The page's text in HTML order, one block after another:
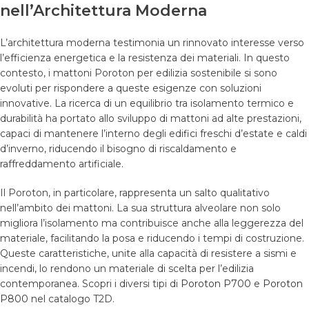
nell’Architettura Moderna
L’architettura moderna testimonia un rinnovato interesse verso
l’efficienza energetica e la resistenza dei materiali. In questo
contesto, i mattoni Poroton per edilizia sostenibile si sono
evoluti per rispondere a queste esigenze con soluzioni
innovative. La ricerca di un equilibrio tra isolamento termico e
durabilità ha portato allo sviluppo di mattoni ad alte prestazioni,
capaci di mantenere l’interno degli edifici freschi d’estate e caldi
d’inverno, riducendo il bisogno di riscaldamento e
raffreddamento artificiale.
Il Poroton, in particolare, rappresenta un salto qualitativo
nell’ambito dei mattoni. La sua struttura alveolare non solo
migliora l’isolamento ma contribuisce anche alla leggerezza del
materiale, facilitando la posa e riducendo i tempi di costruzione.
Queste caratteristiche, unite alla capacità di resistere a sismi e
incendi, lo rendono un materiale di scelta per l’edilizia
contemporanea. Scopri i diversi tipi di Poroton P700 e Poroton
P800 nel catalogo T2D.